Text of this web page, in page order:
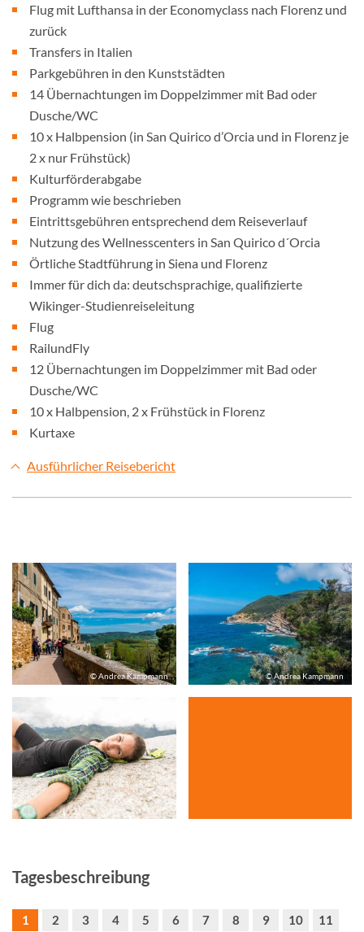
Flug mit Lufthansa in der Economyclass nach Florenz und
zurück
Transfers in Italien
Parkgebühren in den Kunststädten
14 Übernachtungen im Doppelzimmer mit Bad oder
Dusche/WC
10 x Halbpension (in San Quirico d’Orcia und in Florenz je
2 x nur Frühstück)
Kulturförderabgabe
Programm wie beschrieben
Eintrittsgebühren entsprechend dem Reiseverlauf
Nutzung des Wellnesscenters in San Quirico d´Orcia
Örtliche Stadtführung in Siena und Florenz
Immer für dich da: deutschsprachige, qualifizierte
Wikinger-Studienreiseleitung
Flug
RailundFly
12 Übernachtungen im Doppelzimmer mit Bad oder
Dusche/WC
10 x Halbpension, 2 x Frühstück in Florenz
Kurtaxe
Ausführlicher Reisebericht
© Andrea Kampmann © Andrea Kampmann
©
Tagesbeschreibung
1 2 3 4 5 6 7 8 9 10 11